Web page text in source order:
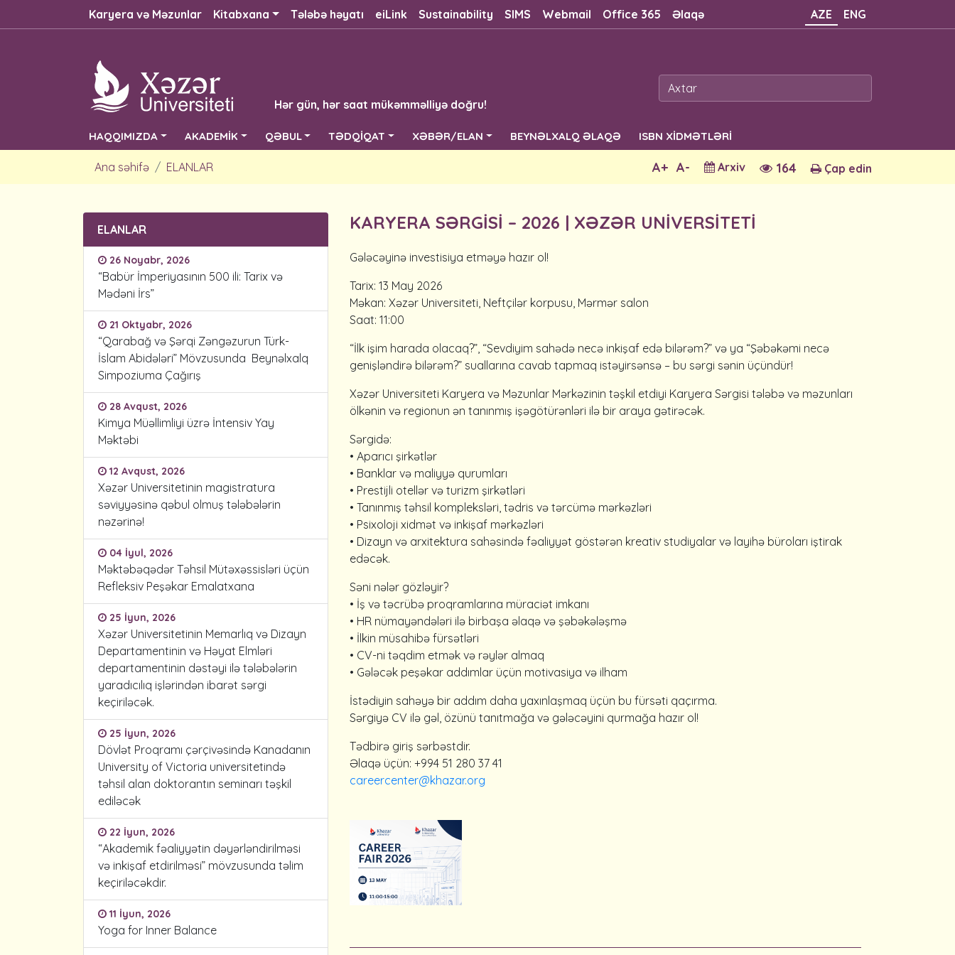
Karyera və Məzunlar Kitabxana Tələbə həyatı eiLink Sustainability SIMS Webmail Office 365 Əlaqə AZE ENG
Hər gün, hər saat mükəmməlliyə doğru!
HAQQIMIZDA AKADEMİK QƏBUL TƏDQİQAT XƏBƏR/ELAN BEYNƏLXALQ ƏLAQƏ ISBN XİDMƏTLƏRİ
Ana səhifə ELANLAR Çap edin
164
Arxiv
A-
A+
ELANLAR
26 Noyabr, 2026
“Babür İmperiyasının 500 ili: Tarix və
Mədəni İrs”
21 Oktyabr, 2026
“Qarabağ və Şərqi Zəngəzurun Türk-
İslam Abidələri” Mövzusunda Beynəlxalq
Simpoziuma Çağırış
28 Avqust, 2026
Kimya Müəllimliyi üzrə İntensiv Yay
Məktəbi
12 Avqust, 2026
Xəzər Universitetinin magistratura
səviyyəsinə qəbul olmuş tələbələrin
nəzərinə!
04 İyul, 2026
Məktəbəqədər Təhsil Mütəxəssisləri üçün
Refleksiv Peşəkar Emalatxana
25 İyun, 2026
Xəzər Universitetinin Memarlıq və Dizayn
Departamentinin və Həyat Elmləri
departamentinin dəstəyi ilə tələbələrin
yaradıcılıq işlərindən ibarət sərgi
keçiriləcək.
25 İyun, 2026
Dövlət Proqramı çərçivəsində Kanadanın
University of Victoria universitetində
təhsil alan doktorantın seminarı təşkil
ediləcək
22 İyun, 2026
“Akademik fəaliyyətin dəyərləndirilməsi
və inkişaf etdirilməsi” mövzusunda təlim
keçiriləcəkdir.
11 İyun, 2026
Yoga for Inner Balance
KARYERA SƏRGİSİ – 2026 | XƏZƏR UNİVERSİTETİ
Gələcəyinə investisiya etməyə hazır ol!
Tarix: 13 May 2026
Məkan: Xəzər Universiteti, Neftçilər korpusu, Mərmər salon
Saat: 11:00
“İlk işim harada olacaq?”, “Sevdiyim sahədə necə inkişaf edə bilərəm?” və ya “Şəbəkəmi necə
genişləndirə bilərəm?” suallarına cavab tapmaq istəyirsənsə – bu sərgi sənin üçündür!
Xəzər Universiteti Karyera və Məzunlar Mərkəzinin təşkil etdiyi Karyera Sərgisi tələbə və məzunları
ölkənin və regionun ən tanınmış işəgötürənləri ilə bir araya gətirəcək.
Sərgidə:
• Aparıcı şirkətlər
• Banklar və maliyyə qurumları
• Prestijli otellər və turizm şirkətləri
• Tanınmış təhsil kompleksləri, tədris və tərcümə mərkəzləri
• Psixoloji xidmət və inkişaf mərkəzləri
• Dizayn və arxitektura sahəsində fəaliyyət göstərən kreativ studiyalar və layihə büroları iştirak
edəcək.
Səni nələr gözləyir?
• İş və təcrübə proqramlarına müraciət imkanı
• HR nümayəndələri ilə birbaşa əlaqə və şəbəkələşmə
• İlkin müsahibə fürsətləri
• CV-ni təqdim etmək və rəylər almaq
• Gələcək peşəkar addımlar üçün motivasiya və ilham
İstədiyin sahəyə bir addım daha yaxınlaşmaq üçün bu fürsəti qaçırma.
Sərgiyə CV ilə gəl, özünü tanıtmağa və gələcəyini qurmağa hazır ol!
Tədbirə giriş sərbəstdir.
Əlaqə üçün: +994 51 280 37 41
careercenter@khazar.org